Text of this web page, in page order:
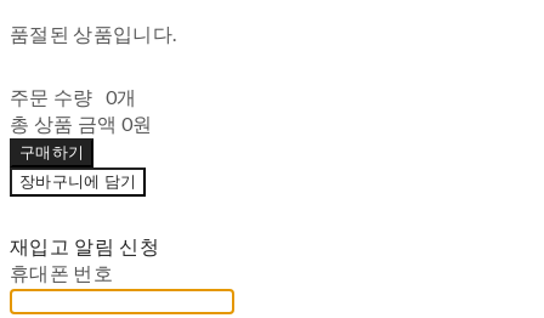
품절된 상품입니다.
주문 수량 0개
총 상품 금액 0원
구매하기
장바구니에 담기
재입고 알림 신청
휴대폰 번호